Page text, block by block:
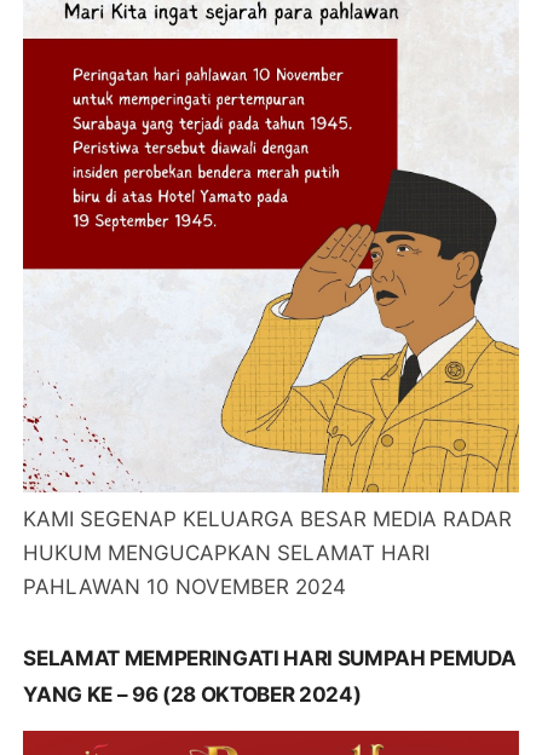
KAMI SEGENAP KELUARGA BESAR MEDIA RADAR
HUKUM MENGUCAPKAN SELAMAT HARI
PAHLAWAN 10 NOVEMBER 2024
SELAMAT MEMPERINGATI HARI SUMPAH PEMUDA
YANG KE – 96 (28 OKTOBER 2024)